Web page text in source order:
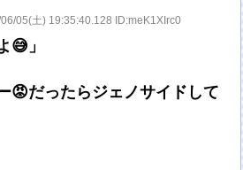
05(土) 19:35:40.128 ID:meK1XIrc0
😅」
😡だったらジェノサイドして